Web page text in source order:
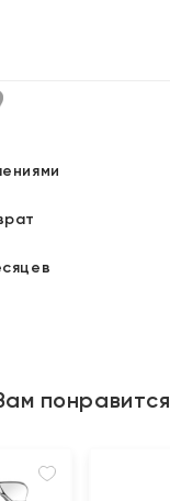
понравится